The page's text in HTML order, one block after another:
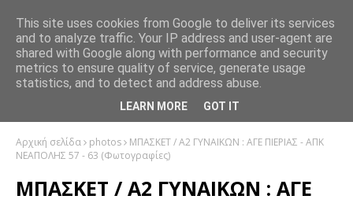
Αρχική σελίδα photos
ΜΠΑΣΚΕΤ / Α2 ΓΥΝΑΙΚΩΝ : ΑΓΕ ΠΙΕΡΙΑΣ - ΑΠΚ
ΝΕΑΠΟΛΗΣ 57 - 63 (Φωτογραφίες)
ΜΠΑΣΚΕΤ / Α2 ΓΥΝΑΙΚΩΝ : ΑΓΕ
This site uses cookies from Google to deliver its services
and to analyze traffic. Your IP address and user-agent are
shared with Google along with performance and security
metrics to ensure quality of service, generate usage
statistics, and to detect and address abuse.
LEARN MORE GOT IT